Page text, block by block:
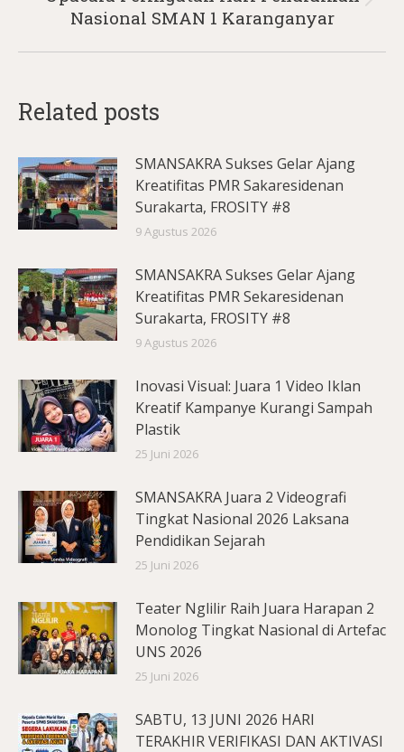
Next
post:
Nasional SMAN 1 Karanganyar
Related posts
SMANSAKRA Sukses Gelar Ajang
Kreatifitas PMR Sakaresidenan
Surakarta, FROSITY #8
9 Agustus 2026
SMANSAKRA Sukses Gelar Ajang
Kreatifitas PMR Sekaresidenan
Surakarta, FROSITY #8
9 Agustus 2026
Inovasi Visual: Juara 1 Video Iklan
Kreatif Kampanye Kurangi Sampah
Plastik
25 Juni 2026
SMANSAKRA Juara 2 Videografi
Tingkat Nasional 2026 Laksana
Pendidikan Sejarah
25 Juni 2026
Teater Nglilir Raih Juara Harapan 2
Monolog Tingkat Nasional di Artefac
UNS 2026
25 Juni 2026
SABTU, 13 JUNI 2026 HARI
TERAKHIR VERIFIKASI DAN AKTIVASI